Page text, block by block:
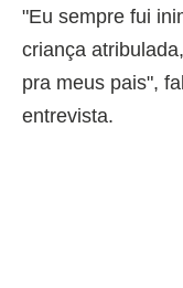
"Eu sempre fui
criança
pra meus pais",
entrevista.